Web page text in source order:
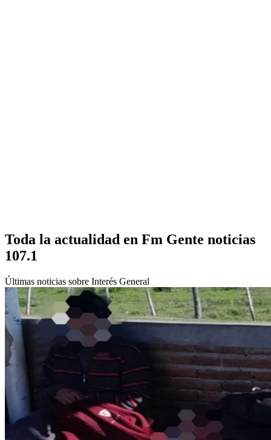
Toda la actualidad en Fm Gente noticias
107.1
Últimas noticias sobre Interés General